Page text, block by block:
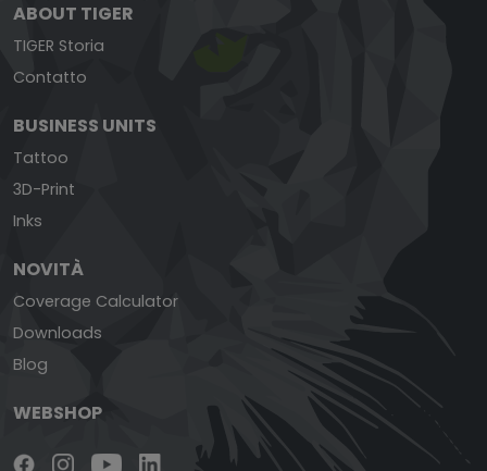
ABOUT TIGER
TIGER Storia
Contatto
BUSINESS UNITS
Tattoo
3D-Print
Inks
NOVITÀ
Coverage Calculator
Downloads
Blog
WEBSHOP